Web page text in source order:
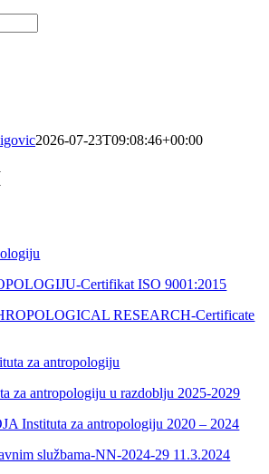
2026-07-23T09:08:46+00:00
Certifikat ISO 9001:2015
RESEARCH-Certificate
za antropologiju
za antropologiju u razdoblju 2025-2029
Instituta za antropologiju 2020 – 2024
službama-NN-2024-29 11.3.2024